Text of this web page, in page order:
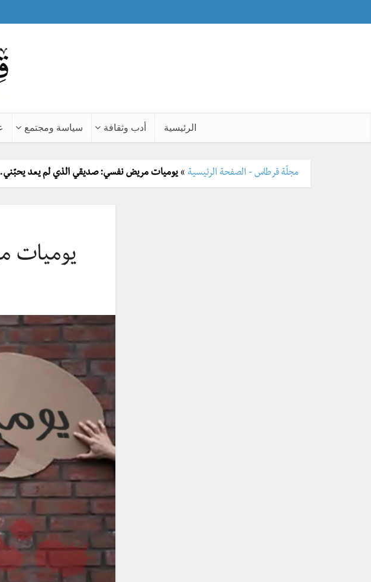
الرئيسية أدب وثقافة سياسة ومجتمع
مجلّة قرطاس - الصفحة الرئيسية »يوميات مريض نفسي: صديقي الذي لم يعد يحبّني.
يوميات